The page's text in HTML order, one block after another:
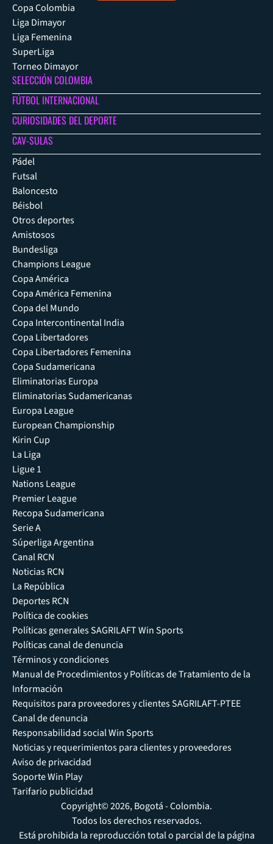
Copa Colombia
Liga Dimayor
Liga Femenina
SuperLiga
Torneo Dimayor
SELECCIÓN COLOMBIA
FÚTBOL INTERNACIONAL
CURIOSIDADES DEL DEPORTE
CAV-SULAS
Pádel
Futsal
Baloncesto
Béisbol
Otros deportes
Amistosos
Bundesliga
Champions League
Copa América
Copa América Femenina
Copa del Mundo
Copa Intercontinental India
Copa Libertadores
Copa Libertadores Femenina
Copa Sudamericana
Eliminatorias Europa
Eliminatorias Sudamericanas
Europa League
European Championship
Kirin Cup
La Liga
Ligue 1
Nations League
Premier League
Recopa Sudamericana
Serie A
Súperliga Argentina
Canal RCN
Noticias RCN
La República
Deportes RCN
Política de cookies
Políticas generales SAGRILAFT Win Sports
Políticas canal de denuncia
Términos y condiciones
Manual de Procedimientos y Políticas de Tratamiento de la
Información
Requisitos para proveedores y clientes SAGRILAFT-PTEE
Canal de denuncia
Responsabilidad social Win Sports
Noticias y requerimientos para clientes y proveedores
Aviso de privacidad
Soporte Win Play
Tarifario publicidad
Copyright© 2026, Bogotá - Colombia.
Todos los derechos reservados.
Está prohibida la reproducción total o parcial de la página